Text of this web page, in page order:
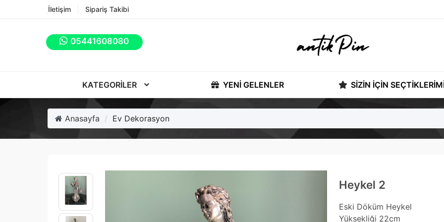
İletişim Sipariş Takibi
05441608080
KATEGORILER YENI GELENLER SIZIN İÇIN
Anasayfa Ev Dekorasyon
Heykel 2
Eski Döküm Heykel
Yüksekliği 22cm